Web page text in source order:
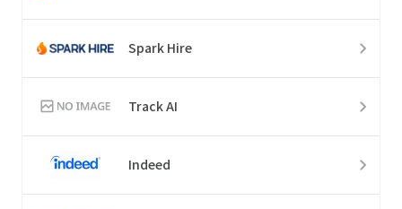
Spark Hire
Track AI
Indeed